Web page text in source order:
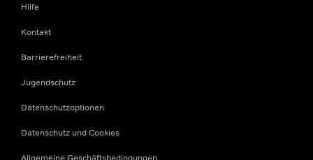
Hilfe
Kontakt
Barrierefreiheit
Jugendschutz
Datenschutzoptionen
Datenschutz und Cookies